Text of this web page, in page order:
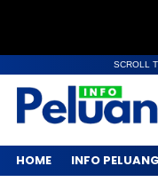
SCROLL
HOME INFO PELUANG